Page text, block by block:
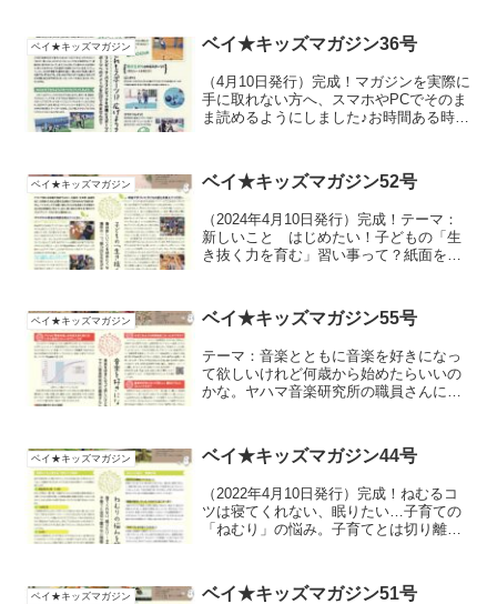
ベイ★キッズマガジン ベイ★キッズマガジン36号
（4月10日発行）完成！マガジンを実際に
手に取れない方へ、スマホやPCでそのま
ま読めるようにしました♪お時間ある時に
ベイ★キッズマガジン ベイ★キッズマガジン52号
（2024年4月10日発行）完成！テーマ：
新しいこと はじめたい！子どもの「生
き抜く力を育む」習い事って？紙面を読
子どもの「生き抜く力を育む」習い事っ
て？２面 教育...
ベイ★キッズマガジン ベイ★キッズマガジン55号
テーマ：音楽とともに音楽を好きになっ
て欲しいけれど何歳から始めたらいいの
かな。ヤハマ音楽研究所の職員さんに聞
ベイ★キッズマガジン ベイ★キッズマガジン44号
（2022年4月10日発行）完成！ねむるコ
ツは寝てくれない、眠りたい…子育ての
「ねむり」の悩み。子育てとは切り離せ
ベイ★キッズマガジン ベイ★キッズマガジン51号